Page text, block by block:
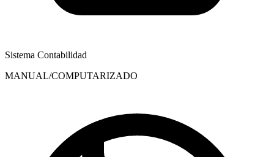
Sistema Contabilidad
MANUAL/COMPUTARIZADO